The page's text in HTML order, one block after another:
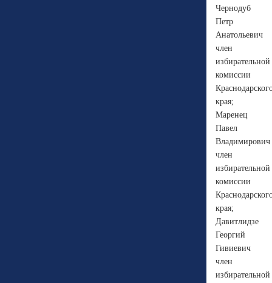
Чернодуб
Петр
Анатольевич
член
избирательной
комиссии
края;
Маренец
Павел
Владимирович
член
избирательной
комиссии
края;
Давитлидзе
Георгий
Гивиевич
член
избирательной